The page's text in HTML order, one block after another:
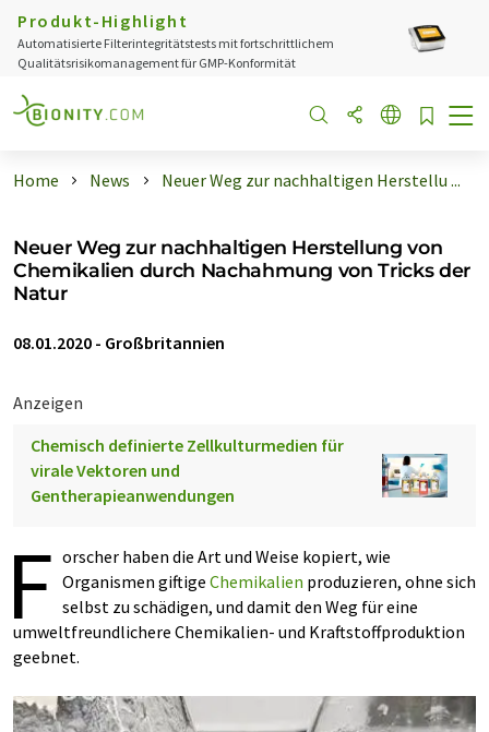
Produkt-Highlight
Automatisierte Filterintegritätstests mit fortschrittlichem
Qualitätsrisikomanagement für GMP-Konformität
Home News Neuer Weg zur nachhaltigen Herstellu ...
Neuer Weg zur nachhaltigen Herstellung von
Chemikalien durch Nachahmung von Tricks der
Natur
08.01.2020 - Großbritannien
Anzeigen
Chemisch definierte Zellkulturmedien für
virale Vektoren und
Gentherapieanwendungen
F orscher haben die Art und Weise kopiert, wie
Organismen giftige Chemikalien produzieren, ohne sich
selbst zu schädigen, und damit den Weg für eine
umweltfreundlichere Chemikalien- und Kraftstoffproduktion
geebnet.